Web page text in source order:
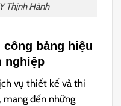
Thịnh Hành
bảng hiệu
nghiệp
vụ thiết kế và thi
mang đến những